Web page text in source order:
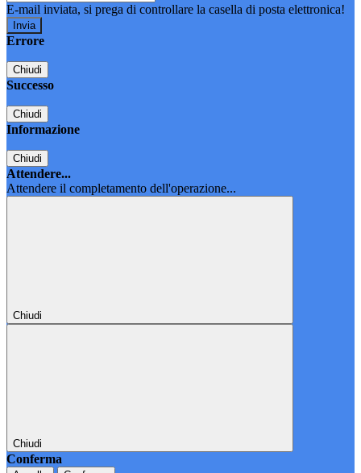
E-mail inviata, si prega di controllare la casella di posta elettronica!
Errore
Chiudi
Successo
Chiudi
Informazione
Chiudi
Attendere...
Attendere il completamento dell'operazione...
Chiudi
Chiudi
Conferma